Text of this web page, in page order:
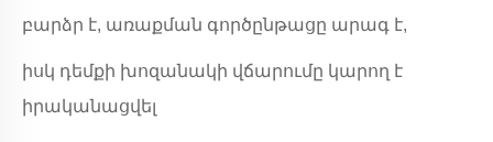
բարձր է, առաքման գործընթացը արագ է,
իսկ դեմքի խոզանակի վճարումը կարող է
իրականացվել